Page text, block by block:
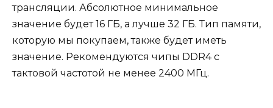
трансляции. Абсолютное минимальное
значение будет 16 ГБ, а лучше 32 ГБ. Тип памяти,
которую мы покупаем, также будет иметь
значение. Рекомендуются чипы DDR4 с
тактовой частотой не менее 2400 МГц.